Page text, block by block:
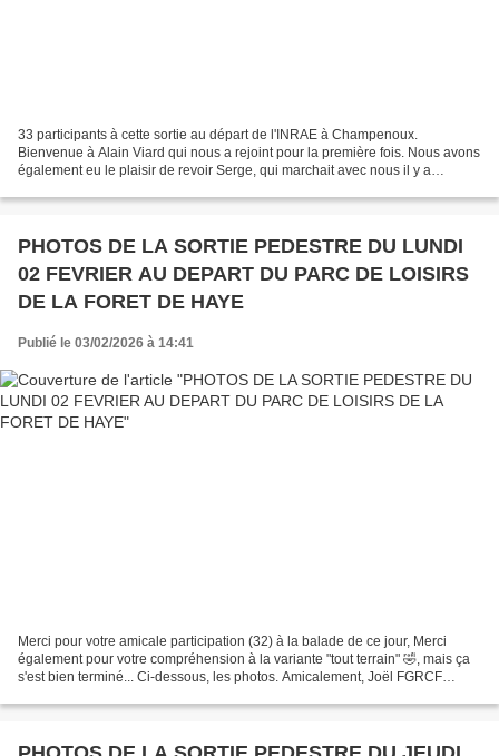
33 participants à cette sortie au départ de l'INRAE à Champenoux.
Bienvenue à Alain Viard qui nous a rejoint pour la première fois. Nous avons
également eu le plaisir de revoir Serge, qui marchait avec nous il y a
PHOTOS DE LA SORTIE PEDESTRE DU LUNDI
02 FEVRIER AU DEPART DU PARC DE LOISIRS
DE LA FORET DE HAYE
Publié le 03/02/2026 à 14:41
Merci pour votre amicale participation (32) à la balade de ce jour, Merci
également pour votre compréhension à la variante "tout terrain" 🤣, mais ça
s'est bien terminé... Ci-dessous, les photos. Amicalement, Joël FGRCF